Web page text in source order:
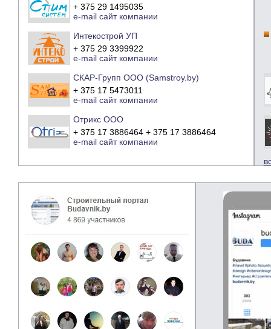
+ 375 29 1495035
e-mail сайт компании
Интекострой УП
+ 375 29 3399922
e-mail сайт компании
СКАР-Групп ООО (Samstroy.by)
+ 375 17 5473011
e-mail сайт компании
Отрикс ООО
+ 375 17 3886464 + 375 17 3886464
e-mail сайт компании